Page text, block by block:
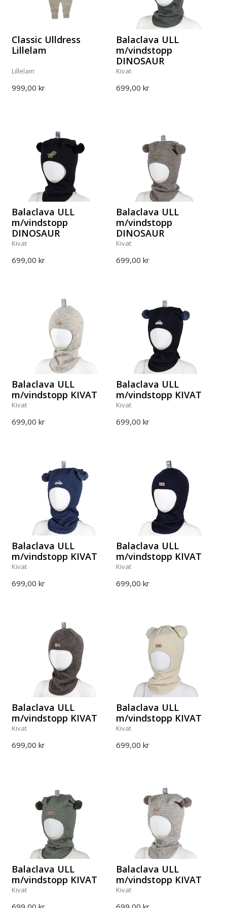
Classic Ulldress
Lillelam
Lillelam
999,00 kr
Balaclava ULL
m/vindstopp
DINOSAUR
Kivat
699,00 kr
Balaclava ULL
m/vindstopp
DINOSAUR
Kivat
699,00 kr
Balaclava ULL
m/vindstopp
DINOSAUR
Kivat
699,00 kr
Balaclava ULL
m/vindstopp KIVAT
Kivat
699,00 kr
Balaclava ULL
m/vindstopp KIVAT
Kivat
699,00 kr
Balaclava ULL
m/vindstopp KIVAT
Kivat
699,00 kr
Balaclava ULL
m/vindstopp KIVAT
Kivat
699,00 kr
Balaclava ULL
m/vindstopp KIVAT
Kivat
699,00 kr
Balaclava ULL
m/vindstopp KIVAT
Kivat
699,00 kr
Balaclava ULL
m/vindstopp KIVAT
Kivat
Balaclava ULL
m/vindstopp KIVAT
Kivat